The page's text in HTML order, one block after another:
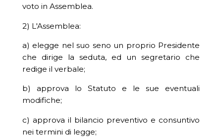
voto in Assemblea.
2) L'Assemblea:
a) elegge nel suo seno un proprio Presidente
che dirige la seduta, ed un segretario che
redige il verbale;
b) approva lo Statuto e le sue eventuali
modifiche;
c) approva il bilancio preventivo e consuntivo
nei termini di legge;